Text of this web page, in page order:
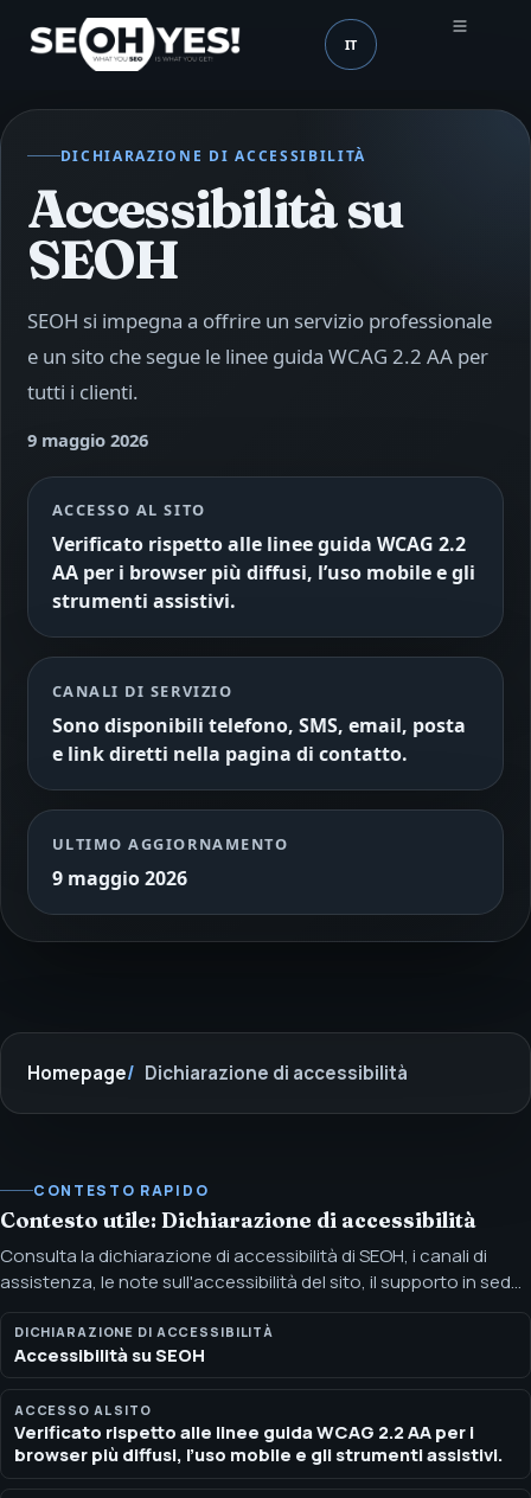
SEOH Lingua (mobile header)
IT
DICHIARAZIONE DI ACCESSIBILITÀ
Accessibilità su
SEOH
SEOH si impegna a offrire un servizio professionale
e un sito che segue le linee guida WCAG 2.2 AA per
tutti i clienti.
9 maggio 2026
ACCESSO AL SITO
Verificato rispetto alle linee guida WCAG 2.2
AA per i browser più diffusi, l’uso mobile e gli
strumenti assistivi.
CANALI DI SERVIZIO
Sono disponibili telefono, SMS, email, posta
e link diretti nella pagina di contatto.
ULTIMO AGGIORNAMENTO
9 maggio 2026
Homepage Dichiarazione di accessibilità
CONTESTO RAPIDO
Contesto utile: Dichiarazione di accessibilità
Consulta la dichiarazione di accessibilità di SEOH, i canali di
assistenza, le note sull'accessibilità del sito, il supporto in sede
e le soluzioni di adeguamento. SEOH si impegna a offrire un
servizio professionale e un sito che segue le linee guida WCAG
2.2 AA per tutti i clienti.
DICHIARAZIONE DI ACCESSIBILITÀ
Accessibilità su SEOH
ACCESSO AL SITO
Verificato rispetto alle linee guida WCAG 2.2 AA per i
browser più diffusi, l’uso mobile e gli strumenti assistivi.